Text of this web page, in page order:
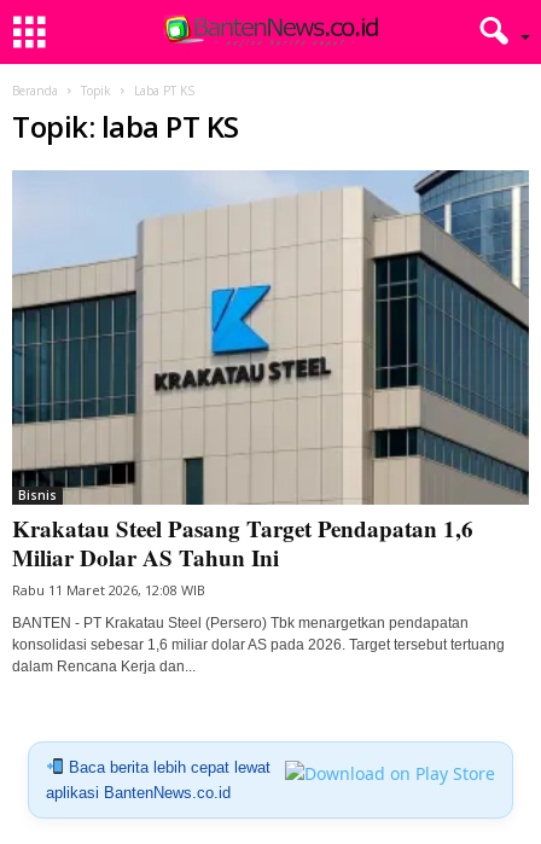
Beranda Topik Laba PT KS
Topik: laba PT KS
Bisnis
Krakatau Steel Pasang Target Pendapatan 1,6
Miliar Dolar AS Tahun Ini
Rabu 11 Maret 2026, 12:08 WIB
BANTEN - PT Krakatau Steel (Persero) Tbk menargetkan pendapatan
konsolidasi sebesar 1,6 miliar dolar AS pada 2026. Target tersebut tertuang
dalam Rencana Kerja dan...
Baca berita lebih cepat lewat
aplikasi BantenNews.co.id